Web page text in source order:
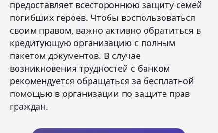
предоставляет всестороннюю защиту семей
погибших героев. Чтобы воспользоваться
своим правом, важно активно обратиться в
кредитующую организацию с полным
пакетом документов. В случае
возникновения трудностей с банком
рекомендуется обращаться за бесплатной
помощью в организации по защите прав
граждан.